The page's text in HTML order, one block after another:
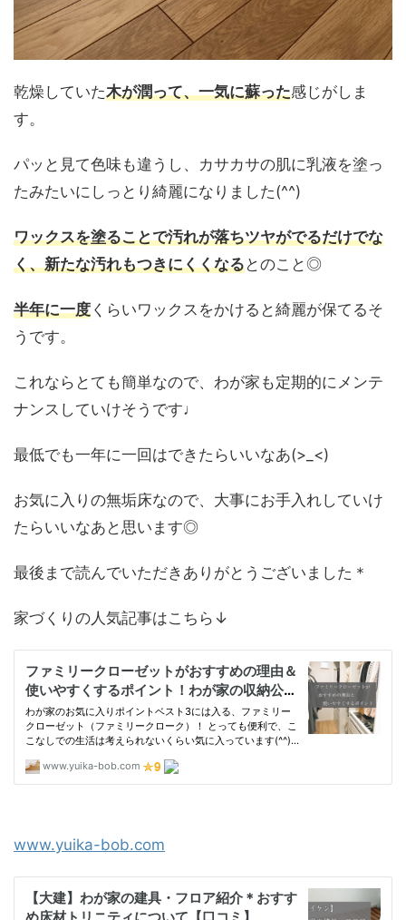
乾燥していた木が潤って、一気に蘇った感じがしま
す。
パッと見て色味も違うし、カサカサの肌に乳液を塗っ
たみたいにしっとり綺麗になりました(^^)
ワックスを塗ることで汚れが落ちツヤがでるだけでな
く、新たな汚れもつきにくくなるとのこと◎
半年に一度 くらいワックスをかけると綺麗が保てるそ
うです。
これならとても簡単なので、わが家も定期的にメンテ
ナンスしていけそうです♩
最低でも一年に一回はできたらいいなあ(>_<)
お気に入りの無垢床なので、大事にお手入れしていけ
たらいいなあと思います◎
最後まで読んでいただきありがとうございました＊
家づくりの人気記事はこちら↓
www.yuika-bob.com